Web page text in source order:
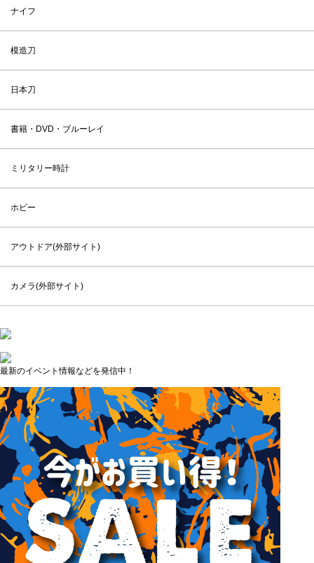
ナイフ
模造刀
日本刀
書籍・DVD・ブルーレイ
ミリタリー時計
ホビー
アウトドア(外部サイト)
カメラ(外部サイト)
最新のイベント情報などを発信中！